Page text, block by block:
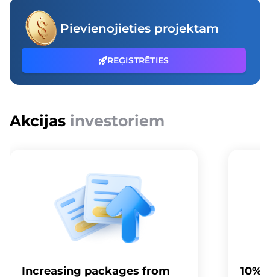
Pievienojieties projektam
REĢISTRĒTIES
Akcijas investoriem
Increasing packages from 10%